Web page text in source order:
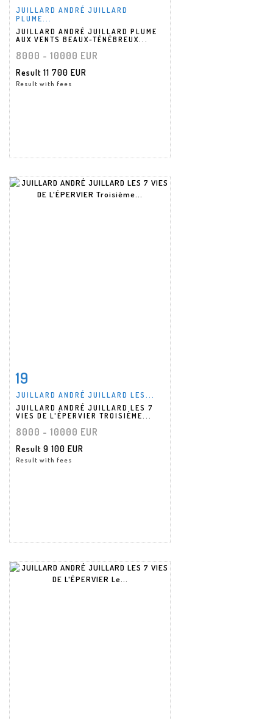
JUILLARD ANDRÉ JUILLARD
PLUME...
JUILLARD ANDRÉ JUILLARD PLUME
AUX VENTS BEAUX-TÉNÉBREUX...
8000 - 10000 EUR
Result 11 700 EUR
Result with fees
19
JUILLARD ANDRÉ JUILLARD LES...
JUILLARD ANDRÉ JUILLARD LES 7
VIES DE L'ÉPERVIER TROISIÈME...
8000 - 10000 EUR
Result 9 100 EUR
Result with fees